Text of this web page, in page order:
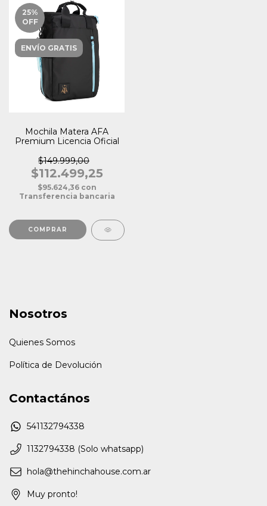
25%
OFF
ENVÍO GRATIS
Mochila Matera AFA
Premium Licencia Oficial
$149.999,00
$112.499,25
$95.624,36 con
Transferencia bancaria
Nosotros
Quienes Somos
Política de Devolución
Contactános
541132794338
1132794338 (Solo whatsapp)
hola@thehinchahouse.com.ar
Muy pronto!